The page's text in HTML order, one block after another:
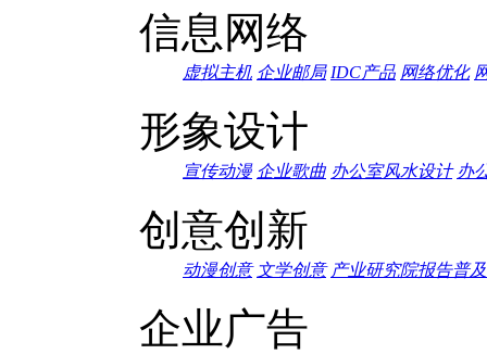
信息网络
虚拟主机 企业邮局 IDC产品 网络优化
形象设计
宣传动漫 企业歌曲 办公室风水设计 办
创意创新
动漫创意 文学创意 产业研究院报告普
企业广告